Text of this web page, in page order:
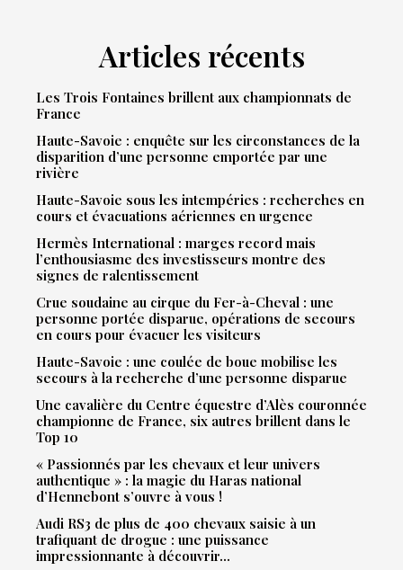
Articles récents
Les Trois Fontaines brillent aux championnats de
France
Haute-Savoie : enquête sur les circonstances de la
disparition d’une personne emportée par une
rivière
Haute-Savoie sous les intempéries : recherches en
cours et évacuations aériennes en urgence
Hermès International : marges record mais
l’enthousiasme des investisseurs montre des
signes de ralentissement
Crue soudaine au cirque du Fer-à-Cheval : une
personne portée disparue, opérations de secours
en cours pour évacuer les visiteurs
Haute-Savoie : une coulée de boue mobilise les
secours à la recherche d’une personne disparue
Une cavalière du Centre équestre d’Alès couronnée
championne de France, six autres brillent dans le
Top 10
« Passionnés par les chevaux et leur univers
authentique » : la magie du Haras national
d’Hennebont s’ouvre à vous !
Audi RS3 de plus de 400 chevaux saisie à un
trafiquant de drogue : une puissance
impressionnante à découvrir…